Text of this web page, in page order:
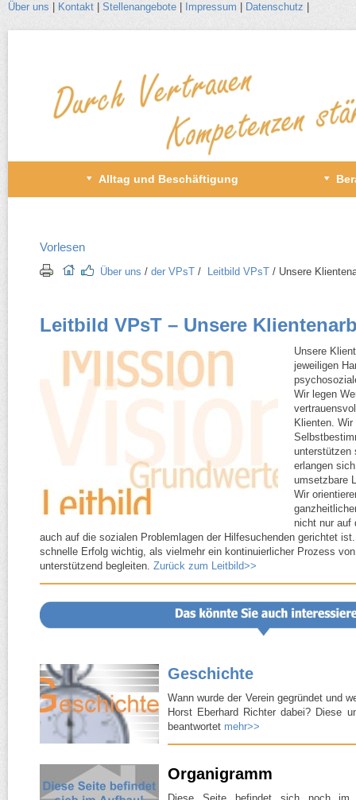
Über uns Kontakt Stellenangebote Impressum Datenschutz
Alltag und Beschäftigung
Vorlesen
Über uns /​ der VPsT /​ Leitbild VPsT /​ Unsere
Leitbild VPsT – Unsere
Unsere
jeweiligen
Wir legen
Klienten. Wir
unterstützen
erlangen
umsetzbare
Wir
nicht nur auf
auch auf die sozialen Problemlagen der Hilfesuchenden gerichtet
schnelle Erfolg wichtig, als vielmehr ein kontinuierlicher Prozess
unterstützend begleiten. Zurück zum Leitbild>>
Geschichte
Wann wurde der Verein gegründet und
Horst Eberhard Richter dabei? Diese
beantwortet mehr>>
Organigramm